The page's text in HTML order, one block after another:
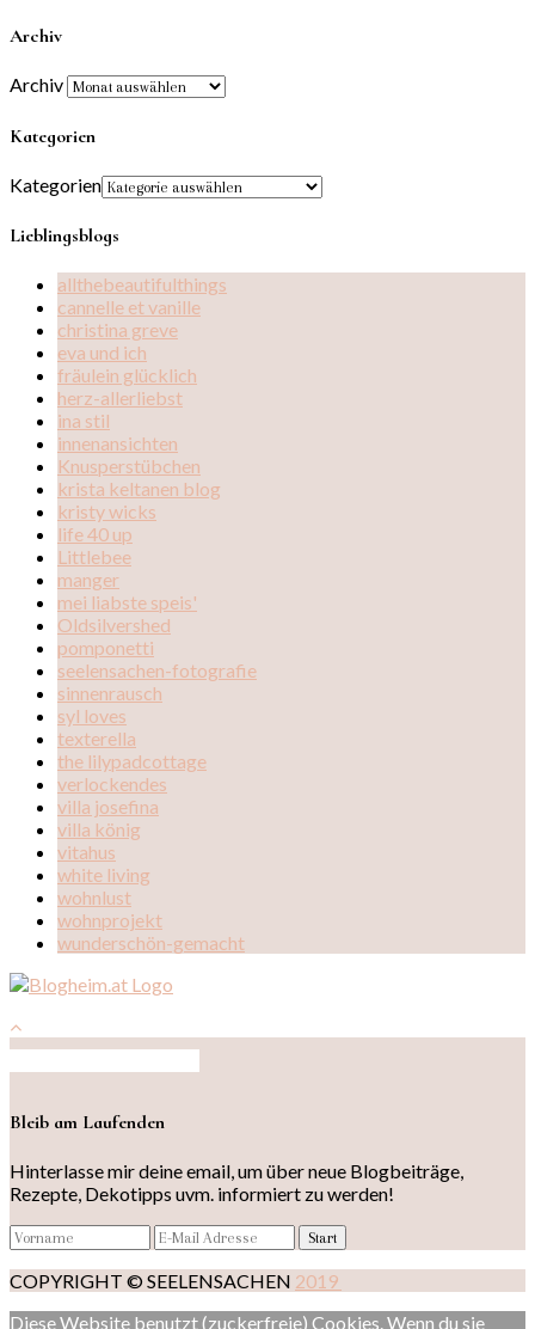
Archiv
Archiv
Kategorien
Kategorien
Lieblingsblogs
allthebeautifulthings
cannelle et vanille
christina greve
eva und ich
fräulein glücklich
herz-allerliebst
ina stil
innenansichten
Knusperstübchen
krista keltanen blog
kristy wicks
life 40 up
Littlebee
manger
mei liabste speis'
Oldsilvershed
pomponetti
seelensachen-fotografie
sinnenrausch
syl loves
texterella
the lilypadcottage
verlockendes
villa josefina
villa könig
vitahus
white living
wohnlust
wohnprojekt
wunderschön-gemacht
Bleib am Laufenden
Hinterlasse mir deine email, um über neue Blogbeiträge,
Rezepte, Dekotipps uvm. informiert zu werden!
COPYRIGHT © SEELENSACHEN 2019
Diese Website benutzt (zuckerfreie) Cookies. Wenn du sie